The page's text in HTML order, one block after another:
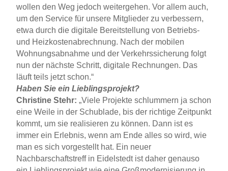
wollen den Weg jedoch weitergehen. Vor allem auch,
um den Service für unsere Mitglieder zu verbessern,
etwa durch die digitale Bereitstellung von Betriebs-
und Heizkostenabrechnung. Nach der mobilen
Wohnungsabnahme und der Verkehrssicherung folgt
nun der nächste Schritt, digitale Rechnungen. Das
läuft teils jetzt schon.“
Haben Sie ein Lieblingsprojekt?
Christine Stehr: „Viele Projekte schlummern ja schon
eine Weile in der Schublade, bis der richtige Zeitpunkt
kommt, um sie realisieren zu können. Dann ist es
immer ein Erlebnis, wenn am Ende alles so wird, wie
man es sich vorgestellt hat. Ein neuer
Nachbarschaftstreff in Eidelstedt ist daher genauso